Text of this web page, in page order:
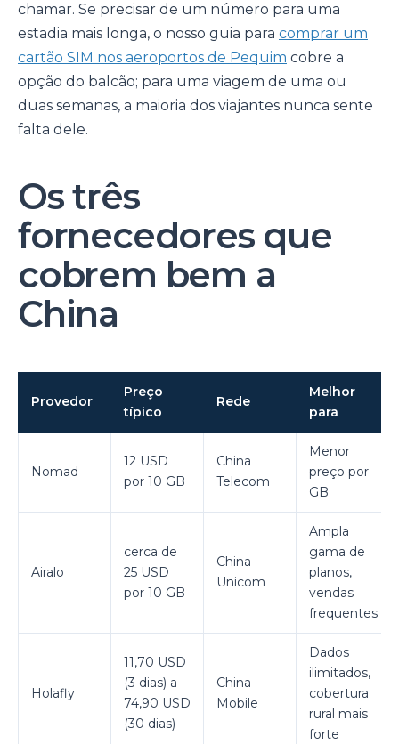
chamar. Se precisar de um número para uma
estadia mais longa, o nosso guia para comprar um
cartão SIM nos aeroportos de Pequim cobre a
opção do balcão; para uma viagem de uma ou
duas semanas, a maioria dos viajantes nunca sente
falta dele.
Os três
fornecedores que
cobrem bem a
China
Provedor
Preço
típico
Rede
Melhor
para
Nomad
12 USD
por 10 GB
China
Telecom
Menor
preço por
GB
Airalo
cerca de
25 USD
por 10 GB
China
Unicom
Ampla
gama de
planos,
vendas
frequentes
Holafly
11,70 USD
(3 dias) a
74,90 USD
(30 dias)
China
Mobile
Dados
ilimitados,
cobertura
rural mais
forte